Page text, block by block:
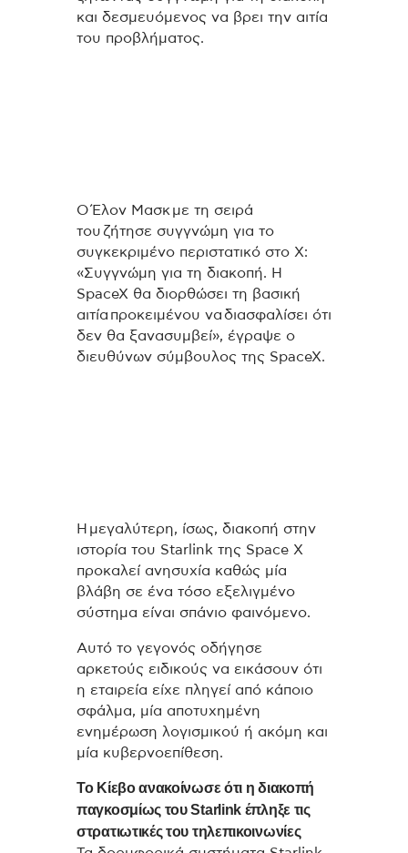
και δεσμευόμενος να βρει την αιτία
του προβλήματος.
Ο Έλον Μασκ με τη σειρά
του ζήτησε συγγνώμη για το
συγκεκριμένο περιστατικό στο Χ:
«Συγγνώμη για τη διακοπή. Η
SpaceX θα διορθώσει τη βασική
αιτία προκειμένου να διασφαλίσει ότι
δεν θα ξανασυμβεί», έγραψε ο
διευθύνων σύμβουλος της SpaceX.
Η μεγαλύτερη, ίσως, διακοπή στην
ιστορία του Starlink της Space X
προκαλεί ανησυχία καθώς μία
βλάβη σε ένα τόσο εξελιγμένο
σύστημα είναι σπάνιο φαινόμενο.
Αυτό το γεγονός οδήγησε
αρκετούς ειδικούς να εικάσουν ότι
η εταιρεία είχε πληγεί από κάποιο
σφάλμα, μία αποτυχημένη
ενημέρωση λογισμικού ή ακόμη και
μία κυβερνοεπίθεση.
Το Κίεβο ανακοίνωσε ότι η διακοπή
παγκοσμίως του Starlink έπληξε τις
στρατιωτικές του τηλεπικοινωνίες